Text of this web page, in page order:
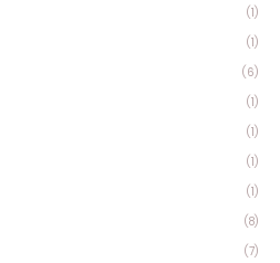
(1)
(1)
(6)
(1)
(1)
(1)
(1)
(8)
(7)